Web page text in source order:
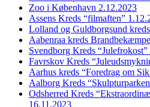
Zoo i København 2.12.2023
Assens Kreds “filmaften”
Lolland og Guldborgsund
Aabenraa kreds
Svendborg Kreds
Favrskov Kreds
Aarhus kreds “Foredrag om
Aalborg Kreds
Odsherred Kreds
16.11.2023